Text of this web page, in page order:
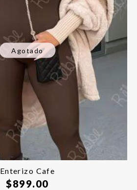
Agotado
Enterizo Cafe
$899.00